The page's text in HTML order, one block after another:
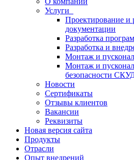
Услуги
Проектирование и
документации
Разработка
Разработка и
Монтаж и
Монтаж и
безопасности
Новости
Сертификаты
Отзывы клиентов
Вакансии
Реквизиты
Новая версия сайта
Продукты
Отрасли
Опыт внедрений